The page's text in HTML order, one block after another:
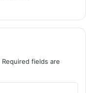
Required fields are